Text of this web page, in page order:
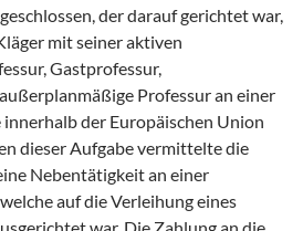
der darauf gerichtet war,
mit seiner aktiven
Gastprofessur,
Professur an einer
der Europäischen Union
dieser Aufgabe vermittelte die
Nebentätigkeit an einer
auf die Verleihung eines
war. Die Zahlung an die